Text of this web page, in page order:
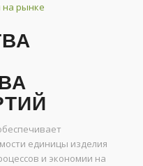
рынке
единицы изделия
и экономии на